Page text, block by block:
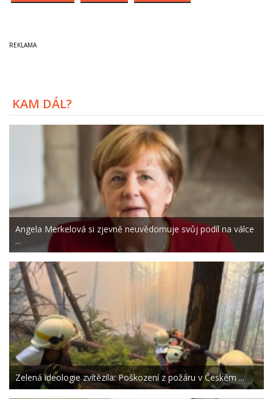
KAM DÁL?
Angela Merkelová si zjevně neuvědomuje svůj podíl na válce
...
Zelená ideologie zvítězila: Poškození z požáru v Českém ...